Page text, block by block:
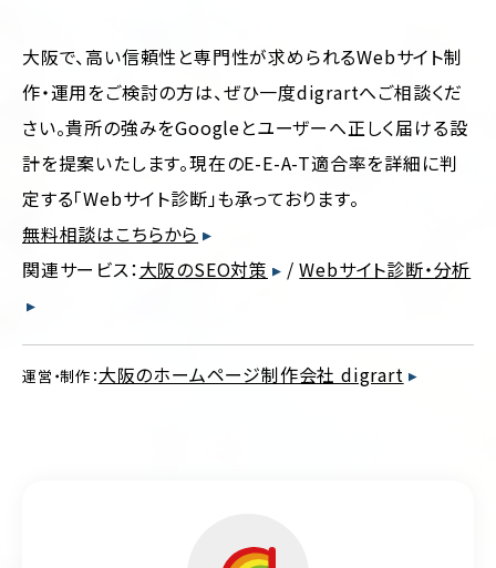
大阪で、高い信頼性と専門性が求められるWebサイト制
作・運用をご検討の方は、ぜひ一度digrartへご相談くだ
さい。貴所の強みをGoogleとユーザーへ正しく届ける設
計を提案いたします。現在のE-E-A-T適合率を詳細に判
定する「Webサイト診断」も承っております。
無料相談はこちらから
関連サービス：大阪のSEO対策 /Webサイト診断・分析
運営・制作：大阪のホームページ制作会社 digrart